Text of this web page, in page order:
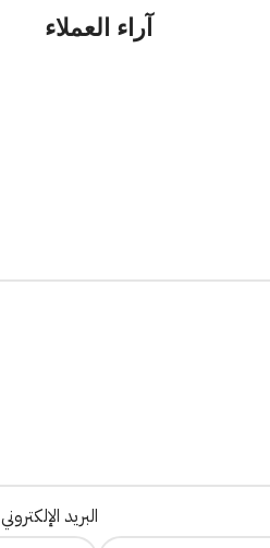
آراء العملاء
البريد الإلكتروني